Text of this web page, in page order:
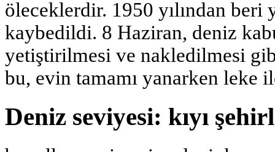
öleceklerdir. 1950 yılından beri
kaybedildi. 8 Haziran, deniz
yetiştirilmesi ve nakledilmesi
bu, evin tamamı yanarken leke
Deniz seviyesi: kıyı